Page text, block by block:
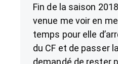
Fin de la saison
venue me voir en
temps pour elle
du CF et de passer
demandé de rester